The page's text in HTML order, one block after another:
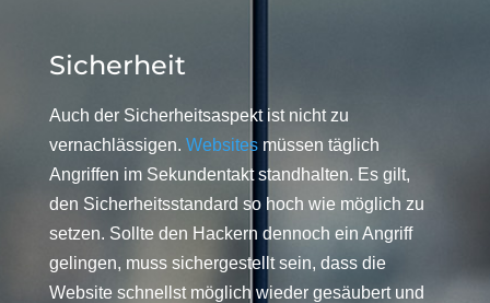
Sicherheit
Auch der Sicherheitsaspekt ist nicht zu
vernachlässigen. Websitesmüssen täglich
Angriffen im Sekundentakt standhalten. Es gilt,
den Sicherheitsstandard so hoch wie möglich zu
setzen. Sollte den Hackern dennoch ein Angriff
gelingen, muss sichergestellt sein, dass die
Website schnellst möglich wieder gesäubert und